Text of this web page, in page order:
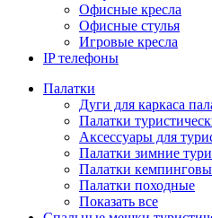
Офисные кресла
Офисные стулья
Игровые кресла
IP телефоны
Палатки
Дуги для каркаса
Палатки
Аксессуары для
Палатки зимние
Палатки
Палатки походные
Показать все